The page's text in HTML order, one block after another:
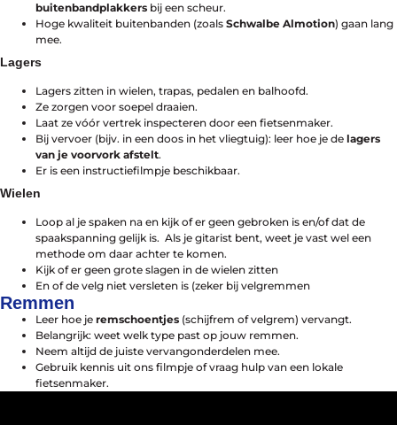
buitenbandplakkers bij een scheur.
Hoge kwaliteit buitenbanden (zoals Schwalbe Almotion) gaan lang
mee.
Lagers
Lagers zitten in wielen, trapas, pedalen en balhoofd.
Ze zorgen voor soepel draaien.
Laat ze vóór vertrek inspecteren door een fietsenmaker.
Bij vervoer (bijv. in een doos in het vliegtuig): leer hoe je de lagers
van je voorvork afstelt.
Er is een instructiefilmpje beschikbaar.
Wielen
Loop al je spaken na en kijk of er geen gebroken is en/of dat de
spaakspanning gelijk is. Als je gitarist bent, weet je vast wel een
methode om daar achter te komen.
Kijk of er geen grote slagen in de wielen zitten
En of de velg niet versleten is (zeker bij velgremmen
Remmen
Leer hoe je remschoentjes (schijfrem of velgrem) vervangt.
Belangrijk: weet welk type past op jouw remmen.
Neem altijd de juiste vervangonderdelen mee.
Gebruik kennis uit ons filmpje of vraag hulp van een lokale
fietsenmaker.